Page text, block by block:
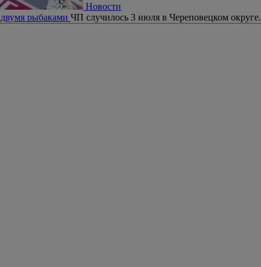
Новости
рыбаками ЧП случилось 3 июля в Череповецком округе.